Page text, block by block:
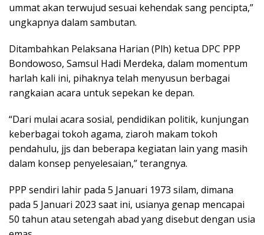
ummat akan terwujud sesuai kehendak sang pencipta,”
ungkapnya dalam sambutan.
Ditambahkan Pelaksana Harian (Plh) ketua DPC PPP
Bondowoso, Samsul Hadi Merdeka, dalam momentum
harlah kali ini, pihaknya telah menyusun berbagai
rangkaian acara untuk sepekan ke depan.
“Dari mulai acara sosial, pendidikan politik, kunjungan
keberbagai tokoh agama, ziaroh makam tokoh
pendahulu, jjs dan beberapa kegiatan lain yang masih
dalam konsep penyelesaian,” terangnya.
PPP sendiri lahir pada 5 Januari 1973 silam, dimana
pada 5 Januari 2023 saat ini, usianya genap mencapai
50 tahun atau setengah abad yang disebut dengan usia